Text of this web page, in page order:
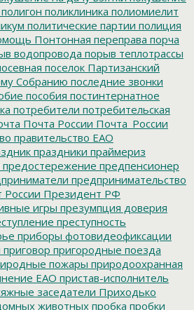
полигон поликлиника полиомиелит
политические партии полиция
Понтонная переправа порча
водопровода порыв теплотрассы
поселок Партизанский
Собранию последние звонки
пособия постинтернатное
потребители потребительская
Почта России Почта_России
правительство ЕАО
праздники праймериз
предостережение предпенсионер
предпринимательство
России Президент РФ
игры презумпция доверия
преступность
приборы фотовидеофиксации
приговор пригородные поезда
пожары природоохранная
ЕАО пристав-исполнитель
заседатели Приходько
животных пробка пробки